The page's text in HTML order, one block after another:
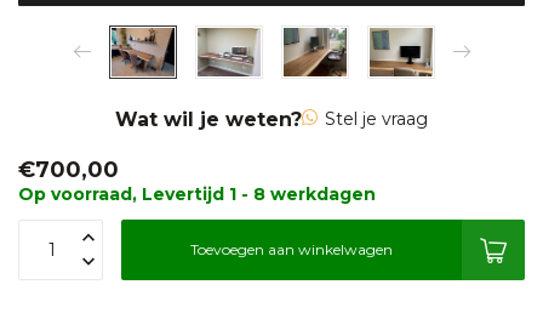
Wat wil je weten? Stel je vraag
€700,00
Op voorraad, Levertijd 1 - 8 werkdagen
Toevoegen aan winkelwagen